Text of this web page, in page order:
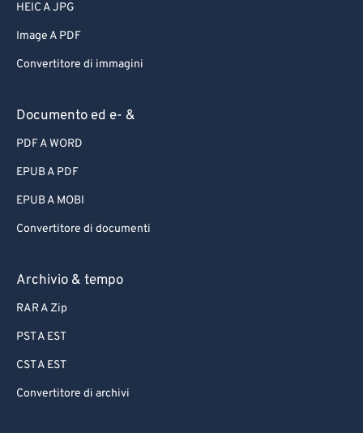
HEIC A JPG
Image A PDF
Convertitore di immagini
Documento ed e- &
PDF A WORD
EPUB A PDF
EPUB A MOBI
Convertitore di documenti
Archivio & tempo
RAR A Zip
PST A EST
CST A EST
Convertitore di archivi